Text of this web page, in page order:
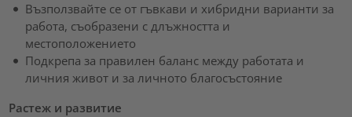
Възползвайте се от гъвкави и хибридни варианти за
работа, съобразени с длъжността и
местоположението
Подкрепа за правилен баланс между работата и
личния живот и за личното благосъстояние
Растеж и развитие